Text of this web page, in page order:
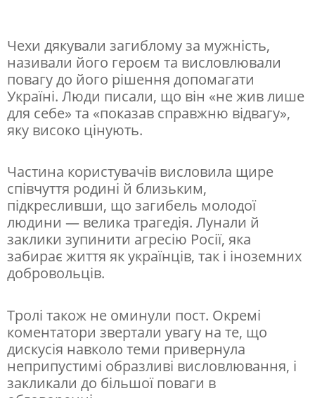
і
в
У
к
а
ї
н
і
Чехи дякували загиблому за мужність,
називали його героєм та висловлювали
повагу до його рішення допомагати
Україні. Люди писали, що він «не жив лише
для себе» та «показав справжню відвагу»,
яку високо цінують.
Частина користувачів висловила щире
співчуття родині й близьким,
підкресливши, що загибель молодої
людини — велика трагедія. Лунали й
заклики зупинити агресію Росії, яка
забирає життя як українців, так і іноземних
добровольців.
Тролі також не оминули пост. Окремі
коментатори звертали увагу на те, що
дискусія навколо теми привернула
неприпустимі образливі висловлювання, і
закликали до більшої поваги в